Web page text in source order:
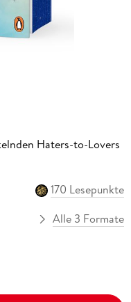
Haters-to-Lovers
170 Lesepunkte
Alle 3 Formate